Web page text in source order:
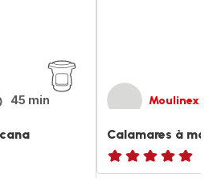
45 min Moulinex
Calamares à
Avaliações